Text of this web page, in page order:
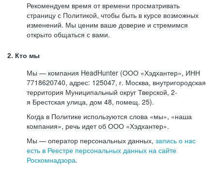
Рекомендуем время от времени просматривать
страницу с Политикой, чтобы быть в курсе возможных
изменений. Мы ценим ваше доверие и стремимся
открыто общаться с вами.
2. Кто мы
Мы — компания HeadHunter (ООО «Хэдхантер», ИНН
7718620740, адрес: 125047, г. Москва, внутригородская
территория Муниципальный округ Тверской, 2-
я Брестская улица, дом 48, помещ. 25).
Когда в Политике используются слова «мы», «наша
компания», речь идет об ООО «Хэдхантер».
Мы — оператор персональных данных, запись о нас
есть в Реестре персональных данных на сайте
Роскомнадзора.